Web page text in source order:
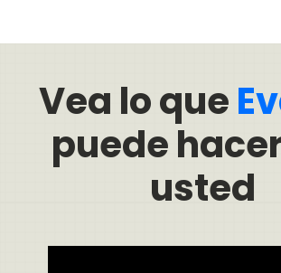
Vea lo que
puede
usted